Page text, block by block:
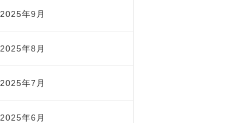
2025年9月
2025年8月
2025年7月
2025年6月